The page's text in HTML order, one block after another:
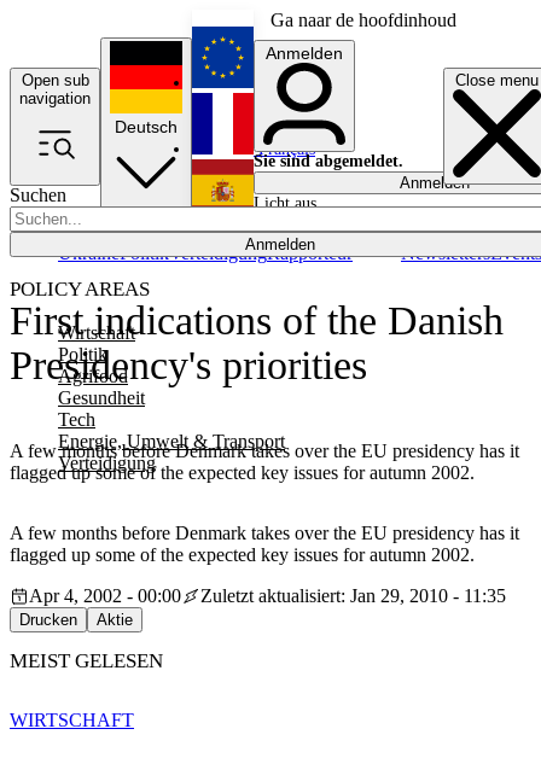
Ga naar de hoofdinhoud
Open sub
navigation
Close menu
Suchen
Anmelden
POLICY AREAS
Wirtschaft
Politik
Agrifood
Gesundheit
Tech
Energie, Umwelt & Transport
Verteidigung
UkrainePolitikVerteidigungRapporteur NewslettersEvents
Deutsch
English
Français
Anmelden
Sie sind abgemeldet.
Anmelden
Licht aus
First indications of the Danish
Presidency's priorities
A few months before Denmark takes over the EU presidency has it
flagged up some of the expected key issues for autumn 2002.
A few months before Denmark takes over the EU presidency has it
flagged up some of the expected key issues for autumn 2002.
Apr 4, 2002 - 00:00
Zuletzt aktualisiert: Jan 29, 2010 - 11:35
Drucken Aktie
MEIST GELESEN
WIRTSCHAFT